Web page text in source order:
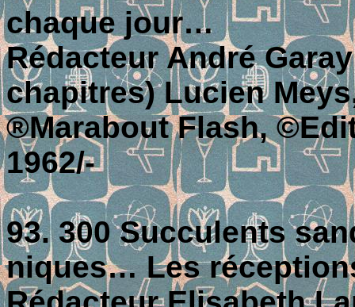
chaque jour…
Rédacteur André
chapitres) Lucien
®Marabout Flash,
1962/-
93. 300 Succulents
niques… Les